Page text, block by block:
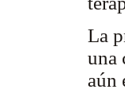
La
una
aún